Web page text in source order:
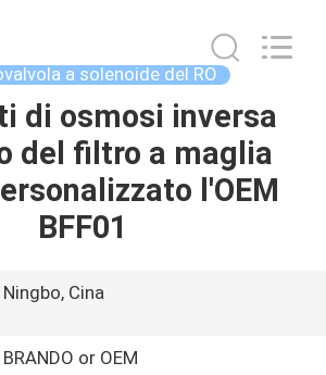
a solenoide del RO
di osmosi inversa
del filtro a maglia
l'OEM
BFF01
Ningbo, Cina
BRANDO or OEM